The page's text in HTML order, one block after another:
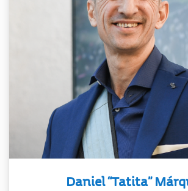
Músico, percusionista,
y docente. Egresado de
Municipal de Música de
y de la Escuela
Música.
Daniel “Tatita”